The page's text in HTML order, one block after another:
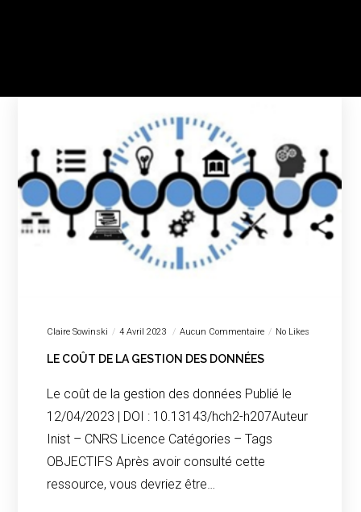
Claire Sowinski 4 Avril 2023 Aucun Commentaire No Likes
LE COÛT DE LA GESTION DES DONNÉES
Le coût de la gestion des données Publié le
12/04/2023 | DOI : 10.13143/hch2-h207Auteur
Inist – CNRS Licence Catégories – Tags
OBJECTIFS Après avoir consulté cette
ressource, vous devriez être…